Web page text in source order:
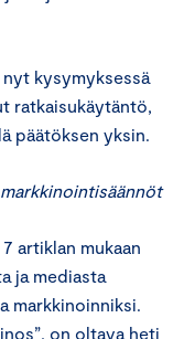
kysymyksessä
ratkaisukäytäntö,
päätöksen yksin.
artiklan mukaan
ja mediasta
markkinoinniksi.
on oltava heti